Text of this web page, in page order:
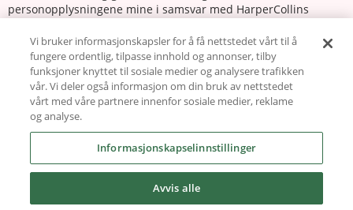
personopplysningene mine i samsvar med HarperCollins
Abonnere
Følg oss
Vi bruker informasjonskapsler for å få nettstedet vårt til å
fungere ordentlig, tilpasse innhold og annonser, tilby
funksjoner knyttet til sosiale medier og analysere trafikken
vår. Vi deler også informasjon om din bruk av nettstedet
vårt med våre partnere innenfor sosiale medier, reklame
og analyse.
Informasjonskapselinnstillinger
Avvis alle